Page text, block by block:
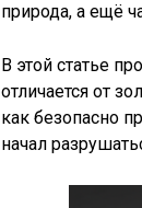
природа, а ещё
В этой статье
отличается от
как безопасно
начал